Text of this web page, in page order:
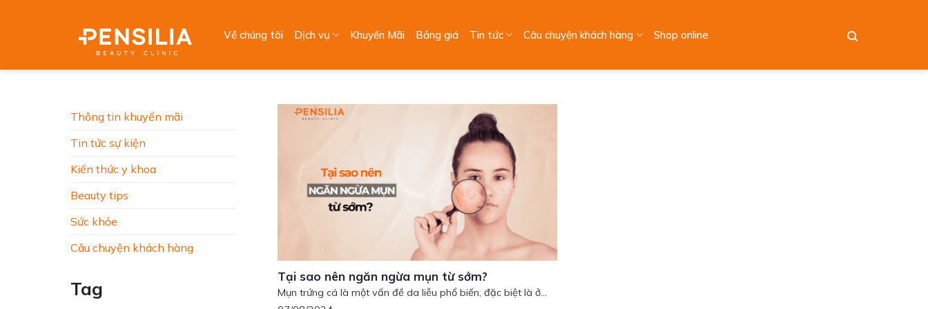
Về chúng tôi Dịch vụ Khuyến Mãi Bảng giá Tin tức Câu chuyện khách hàng Shop online
Thông tin khuyến mãi
Tin tức sự kiện
Kiến thức y khoa
Beauty tips
Sức khỏe
Câu chuyện khách hàng
Tag
Tại sao nên ngăn ngừa mụn từ sớm?
Mụn trứng cá là một vấn đề da liễu phổ biến, đặc biệt là ở...